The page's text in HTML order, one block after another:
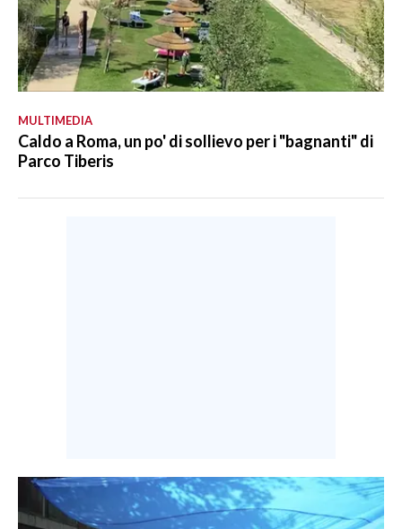
MULTIMEDIA
Caldo a Roma, un po' di sollievo per i "bagnanti" di
Parco Tiberis